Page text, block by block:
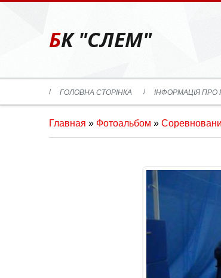
БК "СЛЕМ"
ГОЛОВНА СТОРІНКА ІНФОРМАЦІЯ ПРО
Главная » Фотоальбом »